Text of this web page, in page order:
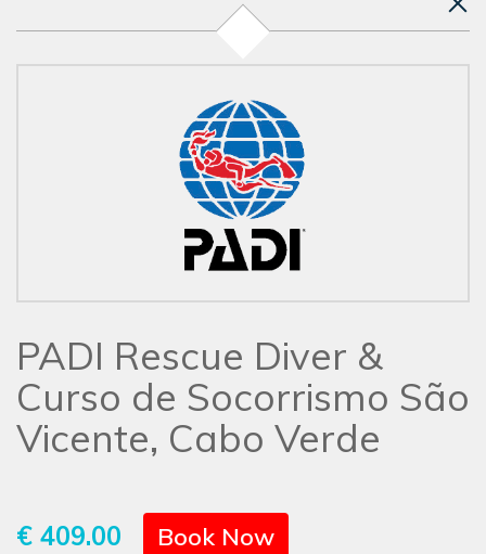
PADI Rescue Diver &
Curso de Socorrismo São
Vicente, Cabo Verde
€ 409.00 Book Now